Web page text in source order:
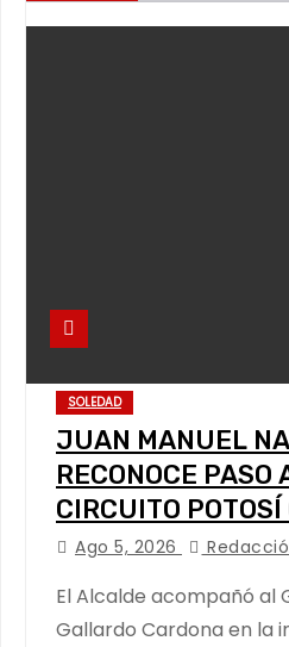
SOLEDAD
JUAN MANUEL
RECONOCE PASO
CIRCUITO
LA MOVILIDAD
Ago 5, 2026
El Alcalde acompañó al
Gallardo Cardona en la